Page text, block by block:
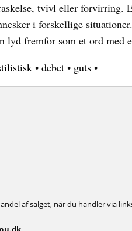
tvivl eller forvirring.
i forskellige
lyd fremfor som et ord med
• debet • guts •
af salget, når du handler via